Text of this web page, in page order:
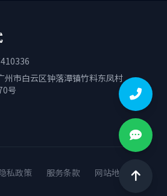
州市白云区钟落潭镇竹料东凤村
号
私政策 服务条款 网站地图